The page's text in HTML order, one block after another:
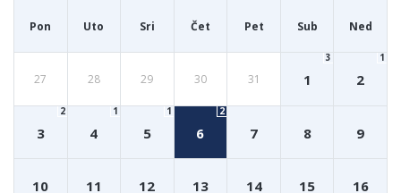
Pon Uto Sri Čet Pet Sub Ned
27 28 29 30 31 1
3
2
1
3
2
4
1
5
1
6
2
7 8 9
10 11 12 13 14 15 16